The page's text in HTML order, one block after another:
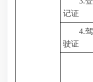
记证
4.驾
驶证